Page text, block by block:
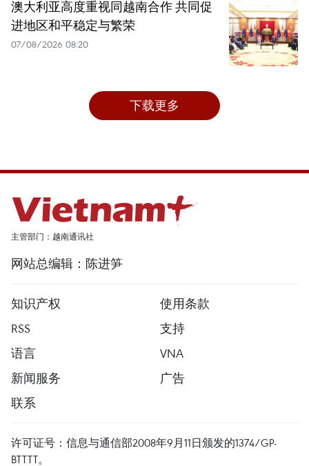
澳大利亚高度重视同越南合作 共同促
进地区和平稳定与繁荣
07/08/2026 08:20
下载更多
主管部门：越南通讯社
网站总编辑：陈进笋
知识产权
使用条款
RSS
支持
语言
VNA
新闻服务
广告
联系
许可证号：信息与通信部2008年9月11日颁发的1374/GP-
BTTTT。